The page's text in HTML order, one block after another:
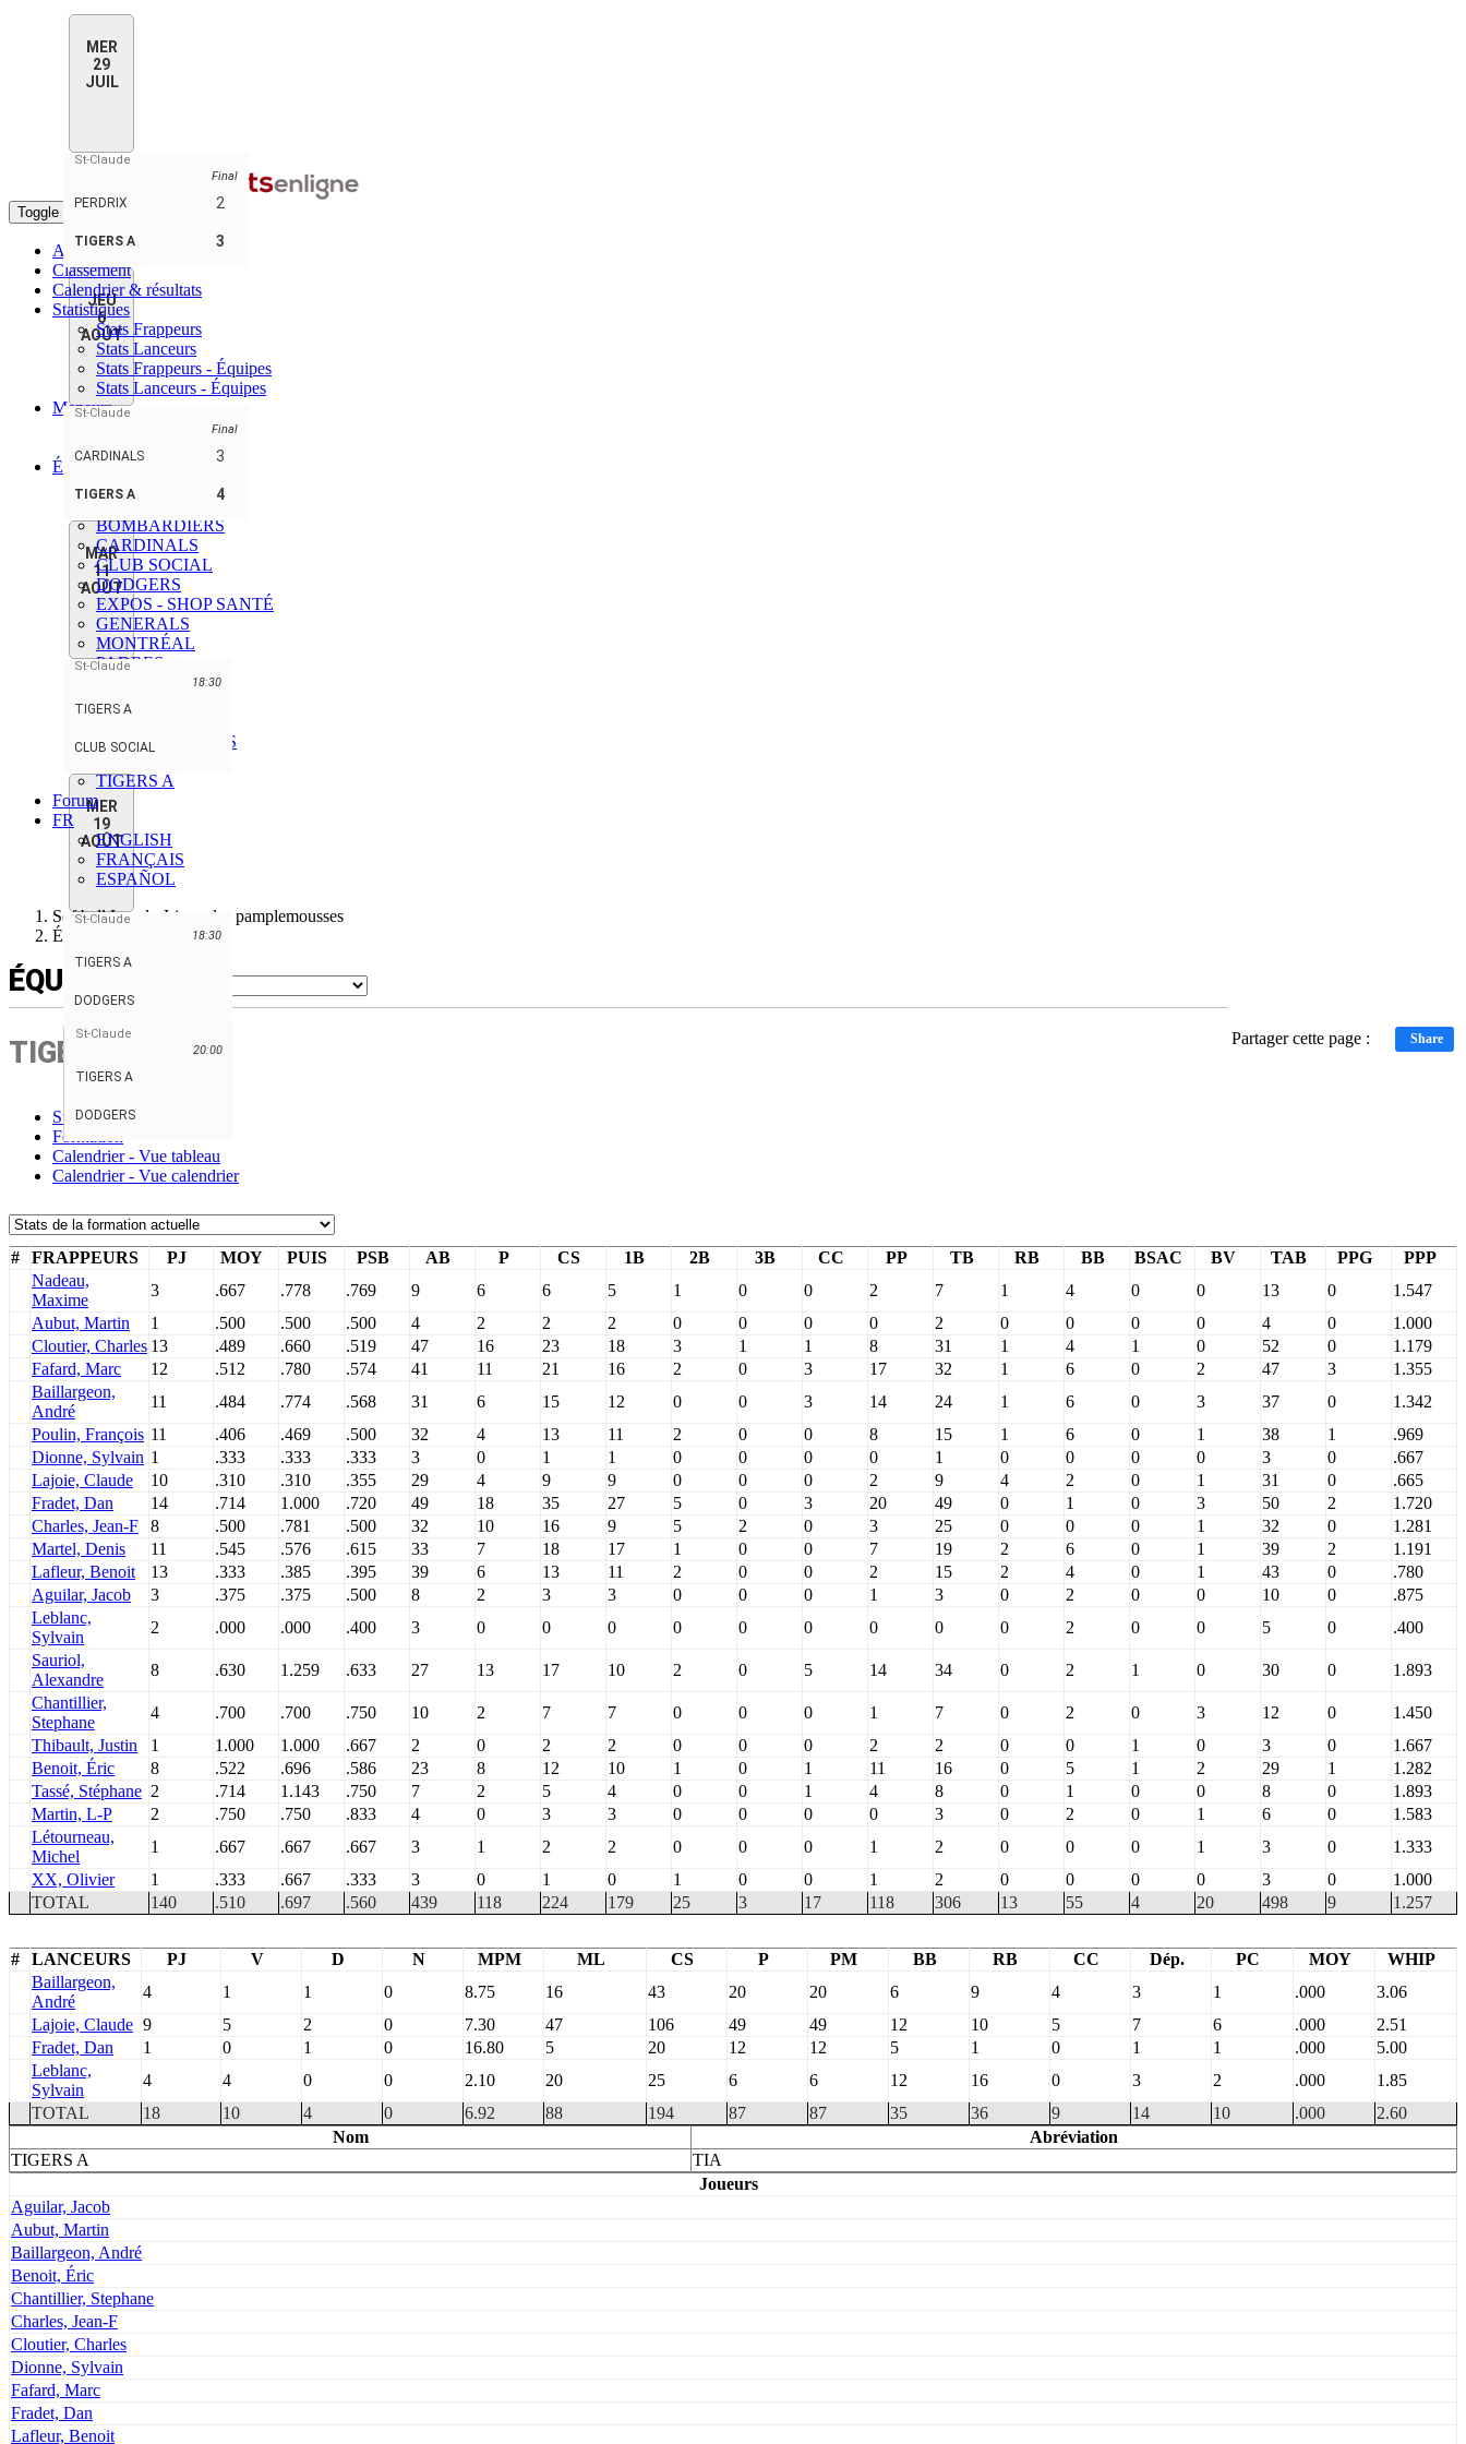
MER
29
JUIL
St-Claude
Final
PERDRIX 2
TIGERS A 3
JEU
6
AOÛT
St-Claude
Final
CARDINALS 3
TIGERS A 4
MAR
11
AOÛT
St-Claude
18:30
TIGERS A
CLUB SOCIAL
MER
19
AOÛT
St-Claude
18:30
TIGERS A
DODGERS
St-Claude
20:00
TIGERS A
DODGERS
Toggle navigation
Accueil
Classement
Calendrier & résultats
Statistiques
Stats Frappeurs
Stats Lanceurs
Stats Frappeurs - Équipes
Stats Lanceurs - Équipes
Meneurs
Meneurs équipes
Équipes
A'S
BOMBARDIERS
CARDINALS
CLUB SOCIAL
DODGERS
EXPOS - SHOP SANTÉ
GENERALS
MONTRÉAL
PADRES
PIRATES
ROTOCULTEURS
TIGERS A
Forum
FR
ENGLISH
FRANÇAIS
ESPAÑOL
Softball Laval - Ligue des pamplemousses
Équipe
ÉQUIPE
Partager cette page : Share
TIGERS A
Stats
Formation
Calendrier - Vue tableau
Calendrier - Vue calendrier
# FRAPPEURS PJ MOY PUIS PSB AB P CS 1B 2B 3B CC PP TB RB BB BSAC BV TAB PPG
PPP
Nadeau,
Maxime
3 .667 .778 .769 9 6 6 5 1 0 0 2 7 1 4 0 0 13 0
1.547
Aubut, Martin
1 .500 .500 .500 4 2 2 2 0 0 0 0 2 0 0 0 0 4 0
1.000
Cloutier, Charles 13 .489 .660 .519 47 16 23 18 3 1 1 8 31 1 4 1 0 52 0
1.179
Fafard, Marc
12 .512 .780 .574 41 11 21 16 2 0 3 17 32 1 6 0 2 47 3
1.355
Baillargeon,
André
11 .484 .774 .568 31 6 15 12 0 0 3 14 24 1 6 0 3 37 0
1.342
Poulin, François 11 .406 .469 .500 32 4 13 11 2 0 0 8 15 1 6 0 1 38 1
.969
Dionne, Sylvain 1 .333 .333 .333 3 0 1 1 0 0 0 0 1 0 0 0 0 3 0
.667
Lajoie, Claude
10 .310 .310 .355 29 4 9 9 0 0 0 2 9 4 2 0 1 31 0
.665
Fradet, Dan
14 .714 1.000 .720 49 18 35 27 5 0 3 20 49 0 1 0 3 50 2
1.720
Charles, Jean-F
8 .500 .781 .500 32 10 16 9 5 2 0 3 25 0 0 0 1 32 0
1.281
Martel, Denis
11 .545 .576 .615 33 7 18 17 1 0 0 7 19 2 6 0 1 39 2
1.191
Lafleur, Benoit
13 .333 .385 .395 39 6 13 11 2 0 0 2 15 2 4 0 1 43 0
.780
Aguilar, Jacob
3 .375 .375 .500 8 2 3 3 0 0 0 1 3 0 2 0 0 10 0
.875
Leblanc,
Sylvain
2 .000 .000 .400 3 0 0 0 0 0 0 0 0 0 2 0 0 5 0
.400
Sauriol,
Alexandre
8 .630 1.259 .633 27 13 17 10 2 0 5 14 34 0 2 1 0 30 0
1.893
Chantillier,
Stephane
4 .700 .700 .750 10 2 7 7 0 0 0 1 7 0 2 0 3 12 0
1.450
Thibault, Justin
1 1.000 1.000 .667 2 0 2 2 0 0 0 2 2 0 0 1 0 3 0
1.667
Benoit, Éric
8 .522 .696 .586 23 8 12 10 1 0 1 11 16 0 5 1 2 29 1
1.282
Tassé, Stéphane 2 .714 1.143 .750 7 2 5 4 0 0 1 4 8 0 1 0 0 8 0
1.893
Martin, L-P
2 .750 .750 .833 4 0 3 3 0 0 0 0 3 0 2 0 1 6 0
1.583
Létourneau,
Michel
1 .667 .667 .667 3 1 2 2 0 0 0 1 2 0 0 0 1 3 0
1.333
XX, Olivier
1 .333 .667 .333 3 0 1 0 1 0 0 1 2 0 0 0 0 3 0
1.000
TOTAL
140 .510 .697 .560 439 118 224 179 25 3 17 118 306 13 55 4 20 498 9 1.257
# LANCEURS PJ V D N MPM ML CS P PM BB RB CC Dép. PC MOY
WHIP
Baillargeon,
André
4 1 1 0 8.75 16 43 20 20 6 9 4 3 1 .000
3.06
Lajoie, Claude 9 5 2 0 7.30 47 106 49 49 12 10 5 7 6 .000
2.51
Fradet, Dan
1 0 1 0 16.80 5 20 12 12 5 1 0 1 1 .000
5.00
Leblanc,
Sylvain
4 4 0 0 2.10 20 25 6 6 12 16 0 3 2 .000
1.85
TOTAL
18 10 4 0 6.92 88 194 87 87 35 36 9 14 10 .000
2.60
Nom
Abréviation
TIGERS A
TIA
Joueurs
Aguilar, Jacob
Aubut, Martin
Baillargeon, André
Benoit, Éric
Chantillier, Stephane
Charles, Jean-F
Cloutier, Charles
Dionne, Sylvain
Fafard, Marc
Fradet, Dan
Lafleur, Benoit